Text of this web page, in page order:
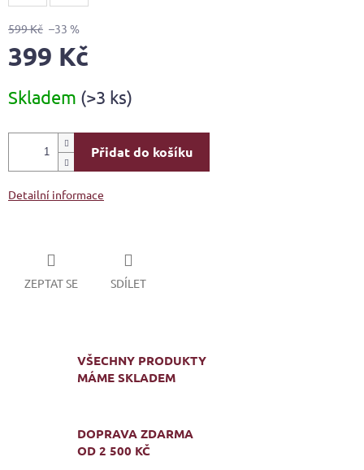
599 Kč –33 %
399 Kč
cena:
Skladem (>3 ks)
Přidat do košíku
Detailní informace
ZEPTAT SE SDÍLET
VŠECHNY PRODUKTY
MÁME SKLADEM
DOPRAVA ZDARMA
OD 2 500 KČ